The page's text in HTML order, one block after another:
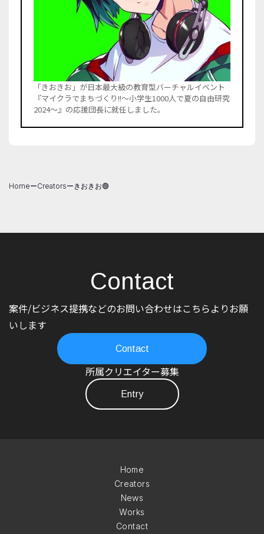
「きおきお」が日本最大級の教育型バーチャルイベント
『マイクラでまちづくり!!〜小学生1000人で夏の自由研究
2024～』の応援団長に就任しました。
HomeーCreatorsーきおきお🟢
Contact
案件/ビジネス提携などのお問い合わせはこちらよりお願
いします
Contact
所属クリエイター募集
Entry
Home
Creators
News
Works
Contact